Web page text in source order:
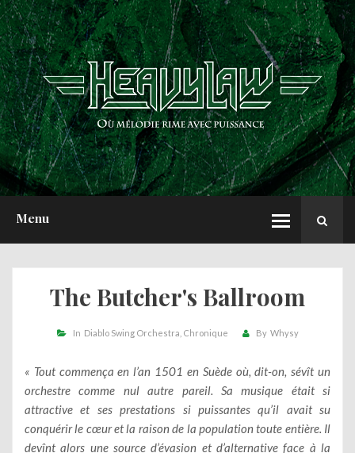
Menu
ACCUEIL
NEWS
CHRONIQUES
INTERVIEWS
REPORTS
A PROPOS
The Butcher's Ballroom
In Diablo Swing Orchestra Chronique By Whysy
« Tout commença en l’an 1501 en Suède où, dit-on, sévît un
orchestre comme nul autre pareil. Sa musique était si
attractive et ses prestations si puissantes qu’il avait su
conquérir le cœur et la raison de la population toute entière. Il
devînt alors une source d’évasion et d’alternative face à la